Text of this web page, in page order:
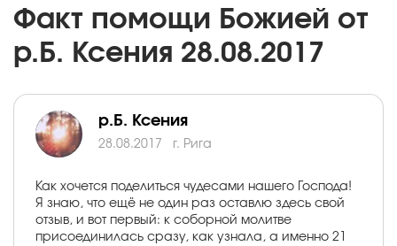
Факт помощи Божией от
р.Б. Ксения 28.08.2017
р.Б. Ксения
28.08.2017 г. Рига
Как хочется поделиться чудесами нашего Господа!
Я знаю, что ещё не один раз оставлю здесь свой
отзыв, и вот первый: к соборной молитве
присоединилась сразу, как узнала, а именно 21